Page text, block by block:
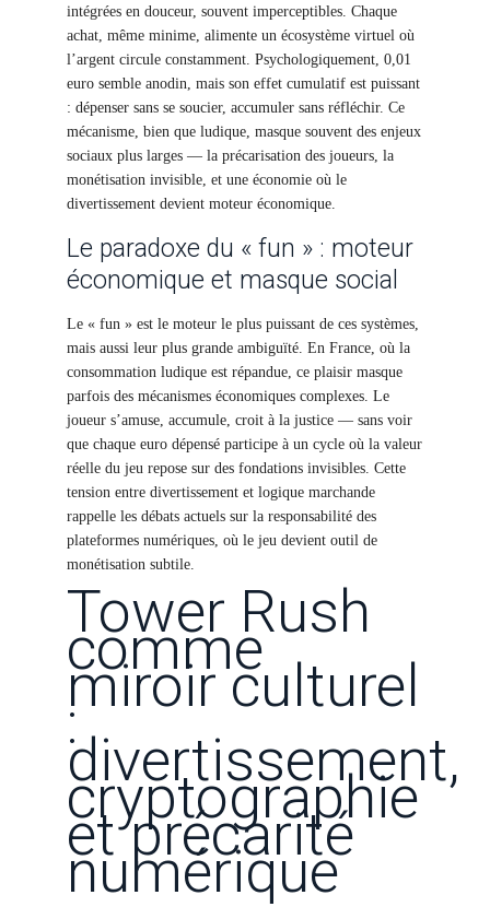
intégrées en douceur, souvent imperceptibles. Chaque
achat, même minime, alimente un écosystème virtuel où
l’argent circule constamment. Psychologiquement, 0,01
euro semble anodin, mais son effet cumulatif est puissant
: dépenser sans se soucier, accumuler sans réfléchir. Ce
mécanisme, bien que ludique, masque souvent des enjeux
sociaux plus larges — la précarisation des joueurs, la
monétisation invisible, et une économie où le
divertissement devient moteur économique.
Le paradoxe du « fun » : moteur
économique et masque social
Le « fun » est le moteur le plus puissant de ces systèmes,
mais aussi leur plus grande ambiguïté. En France, où la
consommation ludique est répandue, ce plaisir masque
parfois des mécanismes économiques complexes. Le
joueur s’amuse, accumule, croit à la justice — sans voir
que chaque euro dépensé participe à un cycle où la valeur
réelle du jeu repose sur des fondations invisibles. Cette
tension entre divertissement et logique marchande
rappelle les débats actuels sur la responsabilité des
plateformes numériques, où le jeu devient outil de
monétisation subtile.
Tower Rush
comme
miroir culturel
:
divertissement,
cryptographie
et précarité
numérique